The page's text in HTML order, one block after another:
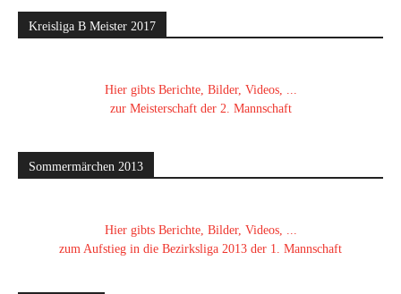
Kreisliga B Meister 2017
Hier gibts Berichte, Bilder, Videos, ...
zur Meisterschaft der 2. Mannschaft
Sommermärchen 2013
Hier gibts Berichte, Bilder, Videos, ...
zum Aufstieg in die Bezirksliga 2013 der 1. Mannschaft